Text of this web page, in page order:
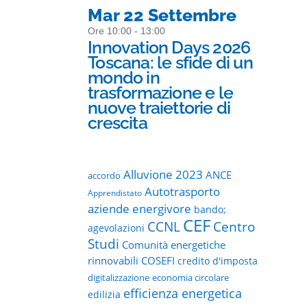
Mar 22 Settembre
Ore 10:00 - 13:00
Innovation Days 2026
Toscana: le sfide di un
mondo in
trasformazione e le
nuove traiettorie di
crescita
accordo Alluvione 2023 ANCE
Apprendistato Autotrasporto
aziende energivore bando;
agevolazioni CCNLCEF Centro
Studi Comunità energetiche
rinnovabili COSEFI credito d'imposta
digitalizzazione economia circolare
edilizia efficienza energetica